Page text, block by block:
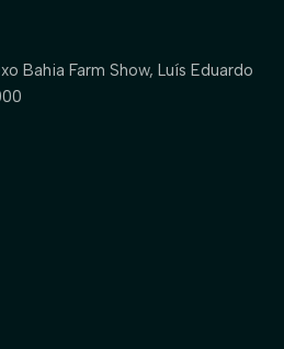
Bahia Farm Show, Luís Eduardo